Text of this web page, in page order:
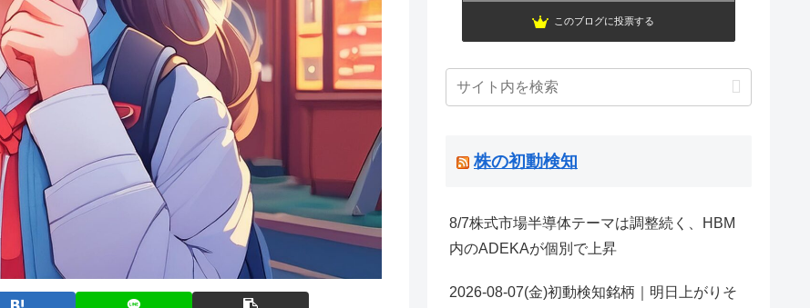
このブログに投票する
株の初動検知
8/7株式市場半導体テーマは調整続く、HBM
内のADEKAが個別で上昇
2026-08-07(金)初動検知銘柄｜明日上がりそ